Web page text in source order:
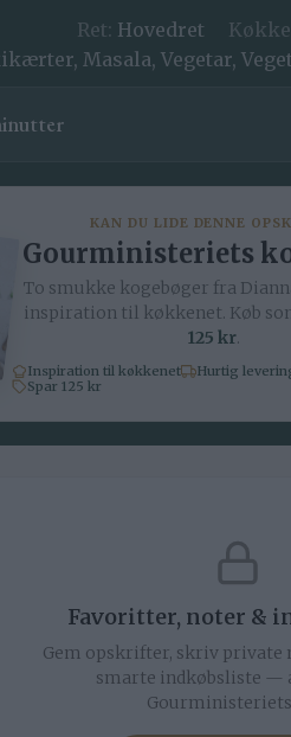
Ret: Hovedret
Masala, Vegetar,
KAN DU LIDE DENNE
Gourministeriets
To smukke kogebøger fra
inspiration til køkkenet. Køb
125 kr.
Inspiration til køkkenet
Hurtig
Spar 125 kr
Favoritter, noter &
Gem opskrifter, skriv private
smarte indkøbsliste —
Gourministeriets